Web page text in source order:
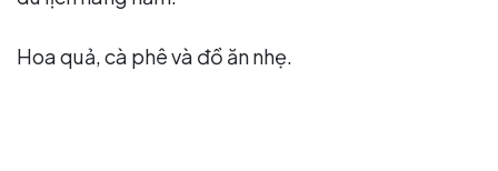
Hoa quả, cà phê và đồ ăn nhẹ.